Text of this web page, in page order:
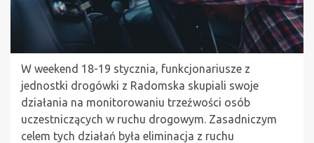
W weekend 18-19 stycznia, funkcjonariusze z
jednostki drogówki z Radomska skupiali swoje
działania na monitorowaniu trzeźwości osób
uczestniczących w ruchu drogowym. Zasadniczym
celem tych działań była eliminacja z ruchu